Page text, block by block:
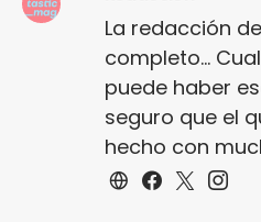
La redacción
completo...
puede haber
seguro que el
hecho con